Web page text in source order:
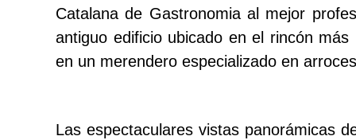
Catalana de Gastronomia al mejor
antiguo edificio ubicado en el rincón
en un merendero especializado en
Las espectaculares vistas panorámicas